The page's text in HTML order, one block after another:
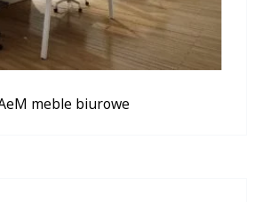
meble biurowe